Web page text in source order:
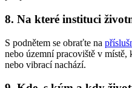
8. Na které instituci
S podnětem se obraťte na
nebo územní pracoviště v místě,
nebo vibrací nachází.